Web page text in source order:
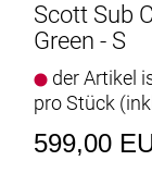
Scott Sub
Green - S
der Artikel
pro Stück
599,00